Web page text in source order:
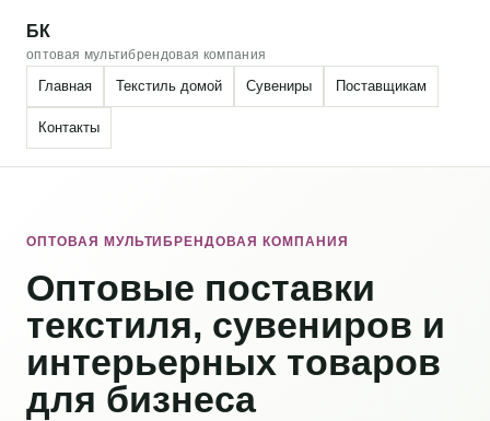
БК
оптовая мультибрендовая компания
Главная Текстиль домой Сувениры Поставщикам
Контакты
ОПТОВАЯ МУЛЬТИБРЕНДОВАЯ КОМПАНИЯ
Оптовые поставки
текстиля, сувениров и
интерьерных товаров
для бизнеса